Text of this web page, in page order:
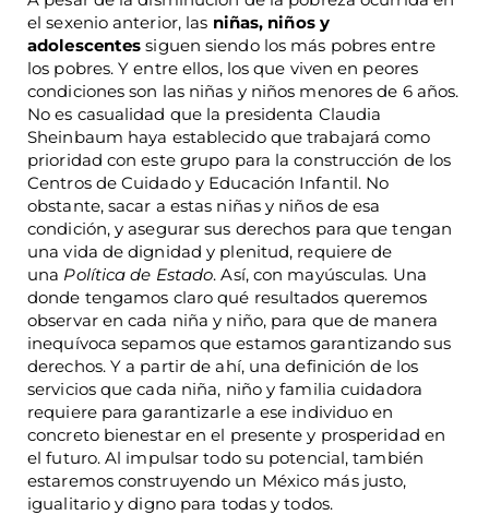
el sexenio anterior, las niñas, niños y
adolescentes siguen siendo los más pobres entre
los pobres. Y entre ellos, los que viven en peores
condiciones son las niñas y niños menores de 6 años.
No es casualidad que la presidenta Claudia
Sheinbaum haya establecido que trabajará como
prioridad con este grupo para la construcción de los
Centros de Cuidado y Educación Infantil. No
obstante, sacar a estas niñas y niños de esa
condición, y asegurar sus derechos para que tengan
una vida de dignidad y plenitud, requiere de
una Política de Estado. Así, con mayúsculas. Una
donde tengamos claro qué resultados queremos
observar en cada niña y niño, para que de manera
inequívoca sepamos que estamos garantizando sus
derechos. Y a partir de ahí, una definición de los
servicios que cada niña, niño y familia cuidadora
requiere para garantizarle a ese individuo en
concreto bienestar en el presente y prosperidad en
el futuro. Al impulsar todo su potencial, también
estaremos construyendo un México más justo,
igualitario y digno para todas y todos.